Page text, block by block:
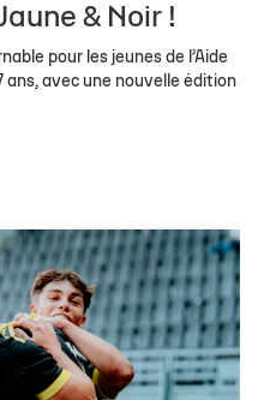
& Noir !
pour les jeunes de l’Aide
ans, avec une nouvelle édition